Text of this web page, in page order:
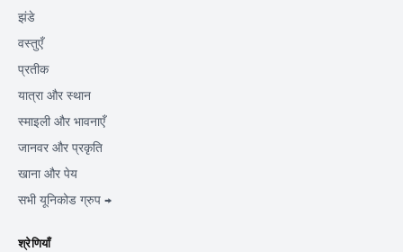
झंडे
वस्तुएँ
प्रतीक
यात्रा और स्थान
स्माइली और भावनाएँ
जानवर और प्रकृति
खाना और पेय
सभी यूनिकोड ग्रुप →
श्रेणियाँ